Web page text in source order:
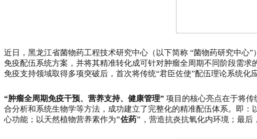
近日，黑龙江省菌物药工程技术研究中心（以下简称 “菌物药研究中心
免疫配伍系统方案，并将其精准转化成可针对肿瘤全周期不同阶段需
免疫支持领域取得多项突破后，首次将传统“君臣佐使”配伍理论系统
“肿瘤全周期免疫干预、营养支持、健康管理” 项目的核心亮点在于将传
合分析和系统生物学等方法，成功建立了完整化的精准配伍体系。即：
心功能；以天然植物营养素作为"佐药" ，营造抗炎抗氧化内环境；最